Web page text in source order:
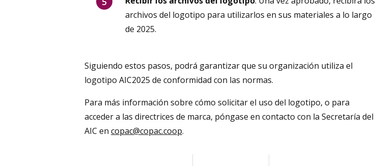
archivos del logotipo para utilizarlos en sus materiales a lo largo
de 2025.
Siguiendo estos pasos, podrá garantizar que su organización utiliza el
logotipo AIC2025 de conformidad con las normas.
Para más información sobre cómo solicitar el uso del logotipo, o para
acceder a las directrices de marca, póngase en contacto con la Secretaría del
AIC en copac@copac.coop.